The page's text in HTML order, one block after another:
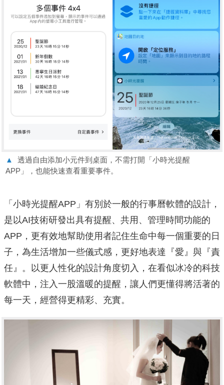
▲
透過自由添加小元件到桌面，不需打開「小時光提醒
APP」，也能快速查看重要事件。
「小時光提醒APP」有別於一般的行事曆軟體的設計，
是以AI技術研發出具有提醒、共用、管理時間功能的
APP，更有效地幫助使用者記住生命中每一個重要的日
子，為生活增加一些儀式感，更好地表達『愛』與『責
任』。以更人性化的設計角度切入，在看似冰冷的科技
軟體中，注入一股溫暖的提醒，讓人們更懂得將活著的
每一天，經營得更精彩、充實。